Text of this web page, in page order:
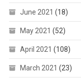
June 2021 (18)
May 2021 (52)
April 2021 (108)
March 2021 (23)